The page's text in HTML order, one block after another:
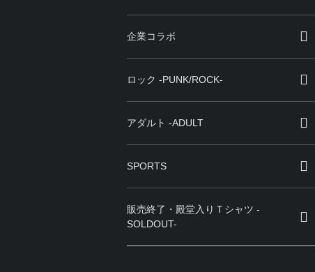
企業コラボ
ロック -PUNK/ROCK-
アダルト -ADULT
SPORTS
販売終了・殿堂入りＴシャツ -
SOLDOUT-